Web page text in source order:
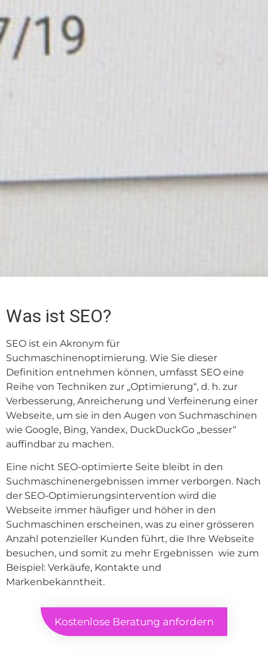
Was ist SEO?
SEO ist ein Akronym für
Suchmaschinenoptimierung. Wie Sie dieser
Definition entnehmen können, umfasst SEO eine
Reihe von Techniken zur „Optimierung“, d. h. zur
Verbesserung, Anreicherung und Verfeinerung einer
Webseite, um sie in den Augen von Suchmaschinen
wie Google, Bing, Yandex, DuckDuckGo „besser“
auffindbar zu machen.
Eine nicht SEO-optimierte Seite bleibt in den
Suchmaschinenergebnissen immer verborgen. Nach
der SEO-Optimierungsintervention wird die
Webseite immer häufiger und höher in den
Suchmaschinen erscheinen, was zu einer grösseren
Anzahl potenzieller Kunden führt, die Ihre Webseite
besuchen, und somit zu mehr Ergebnissen wie zum
Beispiel: Verkäufe, Kontakte und
Markenbekanntheit.
Kostenlose Beratung anfordern